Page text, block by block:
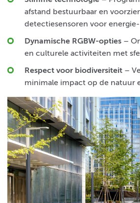
afstand bestuurbaar en
detectiesensoren voor
Dynamische RGBW-opties –
en culturele activiteiten met
Respect voor biodiversiteit –
minimale impact op de natuur